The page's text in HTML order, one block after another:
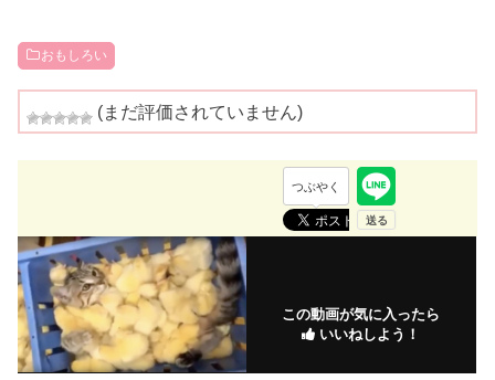
おもしろい
(まだ評価されていません)
つぶやく
この動画が気に入ったら
いいねしよう！